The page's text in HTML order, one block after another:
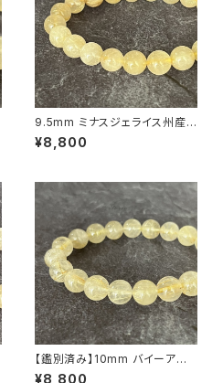
9.5mm ミナスジェライス州産
ゴールデン ルチルクォーツ ブレ
スレット【鑑別済み・画像現物・R
¥8,800
【鑑別済み】10mm バイーア州
産 ゴールデン ルチルクォーツ ブ
¥8,800